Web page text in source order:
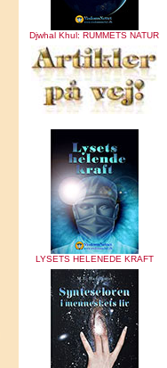
Djwhal Khul: RUMMETS NATUR
LYSETS HELENEDE KRAFT